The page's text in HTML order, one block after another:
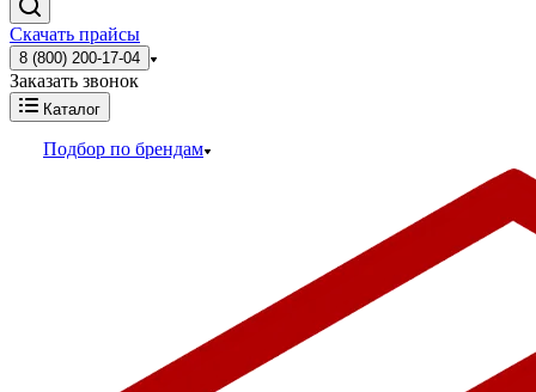
Скачать прайсы
8 (800) 200-17-04
Заказать звонок
Каталог
Подбор по брендам